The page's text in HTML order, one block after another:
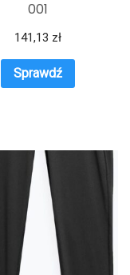
001
141,13 zł
Sprawdź